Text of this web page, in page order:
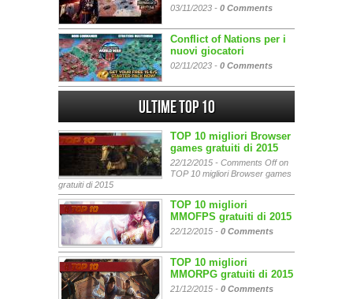
03/11/2023 - 0 Comments
Conflict of Nations per i
nuovi giocatori
02/11/2023 - 0 Comments
Ultime Top 10
TOP 10 migliori Browser
games gratuiti di 2015
22/12/2015 - Comments Offon
TOP 10 migliori Browser games
gratuiti di 2015
TOP 10 migliori
MMOFPS gratuiti di 2015
22/12/2015 - 0 Comments
TOP 10 migliori
MMORPG gratuiti di 2015
21/12/2015 - 0 Comments